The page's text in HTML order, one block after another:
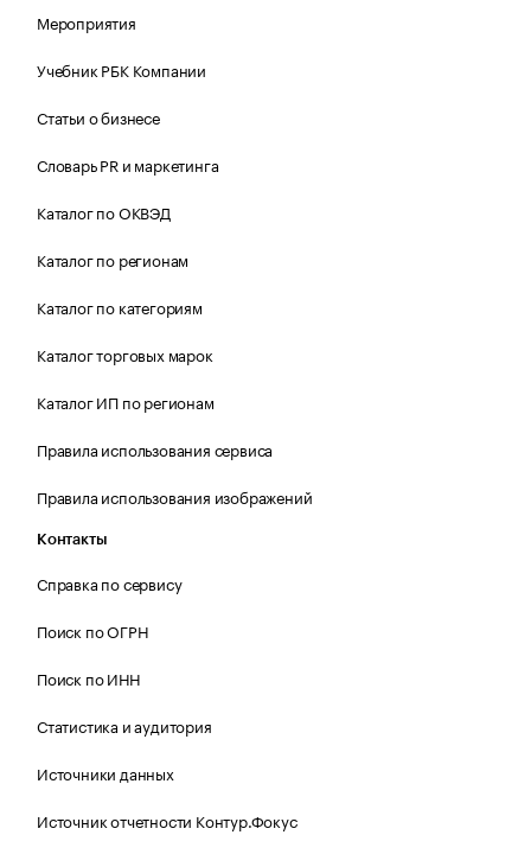
Мероприятия
Учебник РБК Компании
Статьи о бизнесе
Словарь PR и маркетинга
Каталог по ОКВЭД
Каталог по регионам
Каталог по категориям
Каталог торговых марок
Каталог ИП по регионам
Правила использования сервиса
Правила использования изображений
Контакты
Справка по сервису
Поиск по ОГРН
Поиск по ИНН
Статистика и аудитория
Источники данных
Источник отчетности Контур.Фокус